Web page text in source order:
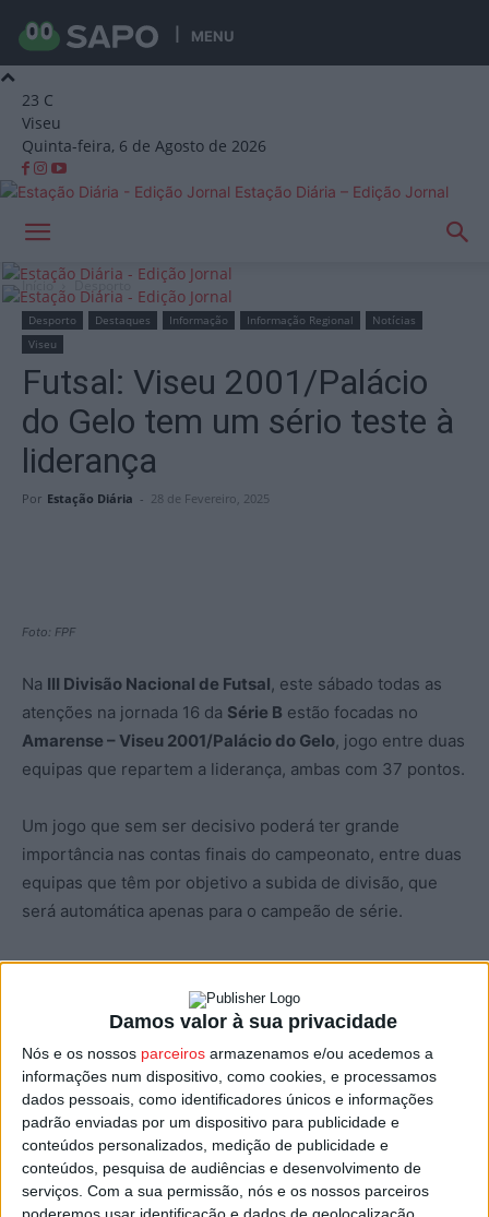
Damos valor à sua privacidade
Nós e os nossos parceiros armazenamos e/ou acedemos a
informações num dispositivo, como cookies, e processamos
dados pessoais, como identificadores únicos e informações
padrão enviadas por um dispositivo para publicidade e
conteúdos personalizados, medição de publicidade e
conteúdos, pesquisa de audiências e desenvolvimento de
serviços. Com a sua permissão, nós e os nossos parceiros
poderemos usar identificação e dados de geolocalização
MENU
23 C
Viseu
Quinta-feira, 6 de Agosto de 2026
Estação Diária – Edição Jornal
Início Desporto
Desporto Destaques Informação Informação Regional
Notícias
Viseu
Futsal: Viseu 2001/Palácio
do Gelo tem um sério teste à
liderança
Por Estação Diária - 28 de Fevereiro, 2025
Foto: FPF
Na III Divisão Nacional de Futsal, este sábado todas as
atenções na jornada 16 da Série B estão focadas no
Amarense – Viseu 2001/Palácio do Gelo, jogo entre duas
equipas que repartem a liderança, ambas com 37 pontos.
Um jogo que sem ser decisivo poderá ter grande
importância nas contas finais do campeonato, entre duas
equipas que têm por objetivo a subida de divisão, que
será automática apenas para o campeão de série.
Na primeira volta, a formação orientada porRui Almeida
goleou em casa o Amarense por 8-2, e vencer este
sábado representa mais que três pontos, já que deixará
os viseenses em vantagem no confronto direto em caso
de igualdade pontual no final do campeonato.
A partida está marcada para as 18:00.
Uma hora mais tarde começa emPombalo jogo entre o